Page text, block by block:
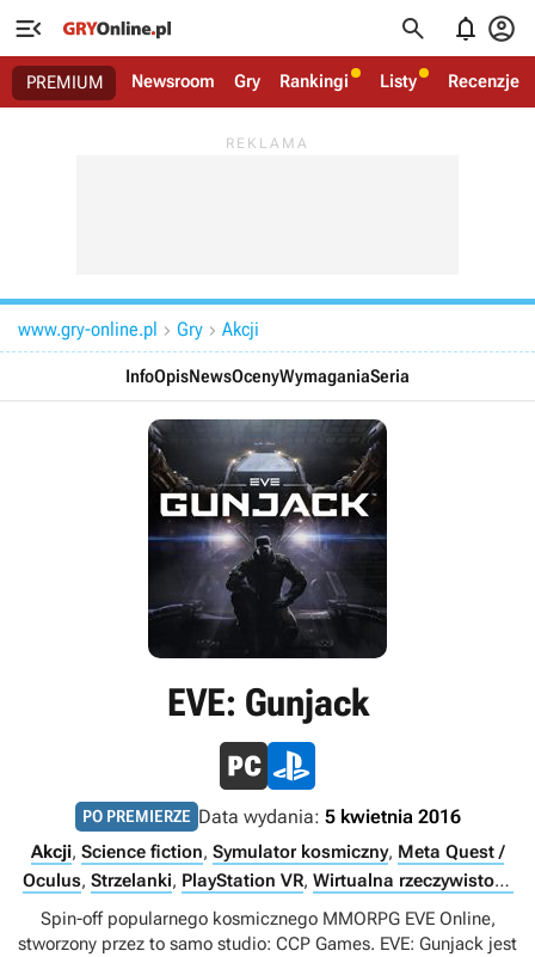
   
PREMIUM Newsroom Gry Rankingi Listy Recenzje
www.gry-online.pl  Gry  Akcji
InfoOpisNewsOcenyWymaganiaSeria
EVE: Gunjack
PO PREMIERZE Data wydania: 5 kwietnia 2016
Akcji, Science fiction, Symulator kosmiczny, Meta Quest /
Oculus, Strzelanki, PlayStation VR, Wirtualna rzeczywistość
(VR)
Singleplayer
Spin-off popularnego kosmicznego MMORPG EVE Online,
stworzony przez to samo studio: CCP Games. EVE: Gunjack jest